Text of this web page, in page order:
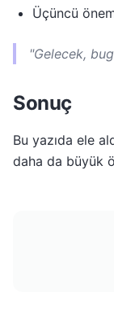
Üçüncü
"Gelecek,
Sonuç
Bu yazıda ele
daha da büyük